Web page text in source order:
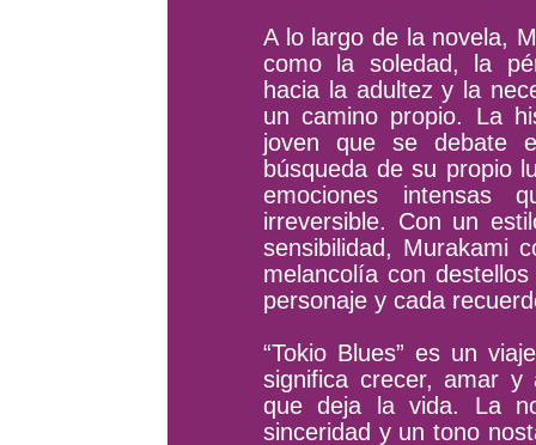
A lo largo de la novela,
como la soledad, la
hacia la adultez y la
un camino propio. La
joven que se debate
búsqueda de su propio
emociones intensas
irreversible. Con un
sensibilidad, Murakami
melancolía con
personaje y cada
“Tokio Blues” es un
significa crecer, amar y
que deja la vida. La
sinceridad y un tono